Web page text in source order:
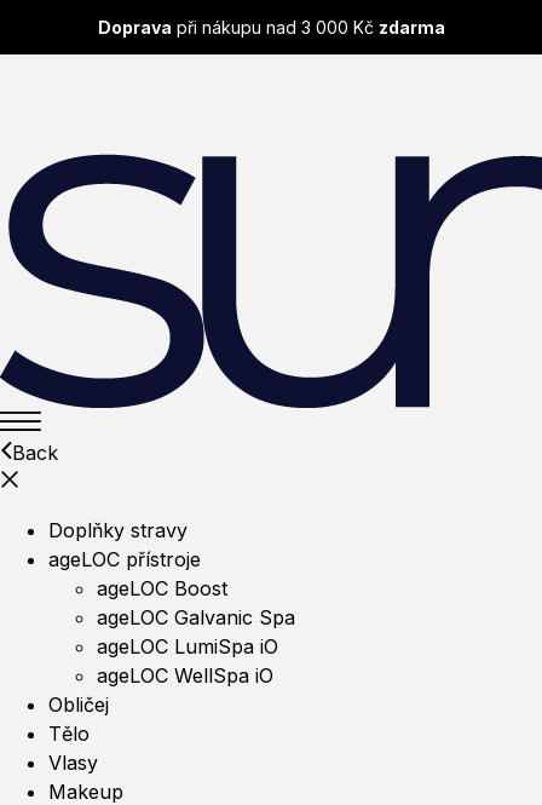
Doprava při nákupu nad 3 000 Kč zdarma
Back
Doplňky stravy
ageLOC přístroje
ageLOC Boost
ageLOC Galvanic Spa
ageLOC LumiSpa iO
ageLOC WellSpa iO
Obličej
Tělo
Vlasy
Makeup